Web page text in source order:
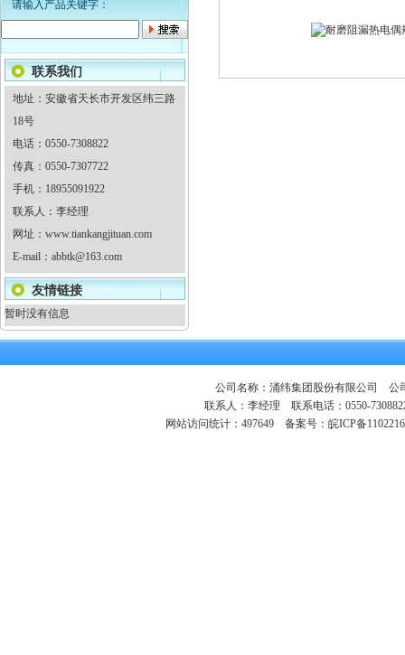
请输入产品关键字：
联系我们
地址：安徽省天长市开发区纬三路
18号
电话：0550-7308822
传真：0550-7307722
手机：18955091922
联系人：李经理
网址： www.tiankangjituan.com
E-mail： abbtk@163.com
友情链接
暂时没有信息
公司名称：涌纬集团股份有限公司 公
联系人：李经理 联系电话：0550-
网站访问统计：497649 备案号：皖ICP备